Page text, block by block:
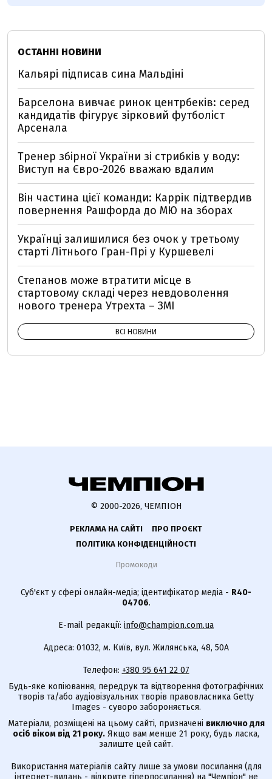
ОСТАННІ НОВИНИ
Кальярі підписав сина Мальдіні
Барселона вивчає ринок центрбеків: серед
кандидатів фігурує зірковий футболіст
Арсенала
Тренер збірної України зі стрибків у воду:
Виступ на Євро-2026 вважаю вдалим
Він частина цієї команди: Каррік підтвердив
повернення Рашфорда до МЮ на зборах
Українці залишилися без очок у третьому
старті Літнього Гран-Прі у Куршевелі
Степанов може втратити місце в
стартовому складі через невдоволення
нового тренера Утрехта – ЗМІ
ВСІ НОВИНИ
© 2000-2026, ЧЕМПІОН
РЕКЛАМА НА САЙТІ
ПРО ПРОЄКТ
ПОЛІТИКА КОНФІДЕНЦІЙНОСТІ
Промокоди
Суб'єкт у сфері онлайн-медіа; ідентифікатор медіа - R40-
04706.
E-mail редакції: info@champion.com.ua
Адреса: 01032, м. Київ, вул. Жилянська, 48, 50А
Телефон: +380 95 641 22 07
Будь-яке копіювання, передрук та відтворення фотографічних
творів та/або аудіовізуальних творів правовласника Getty
Images - суворо забороняється.
Матеріали, розміщені на цьому сайті, призначені виключно для
осіб віком від 21 року. Якщо вам менше 21 року, будь ласка,
залиште цей сайт.
Використання матеріалів сайту лише за умови посилання (для